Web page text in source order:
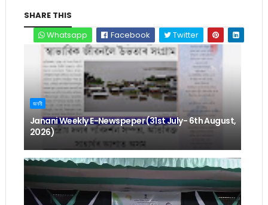
SHARE THIS
Whatsapp
Facebook Twitter
জননী
Janani Weekly E-Newspeper (31st July- 6th August,
2026)